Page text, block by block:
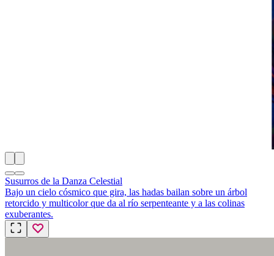
Susurros de la Danza Celestial
Bajo un cielo cósmico que gira, las hadas bailan sobre un árbol
retorcido y multicolor que da al río serpenteante y a las colinas
exuberantes.